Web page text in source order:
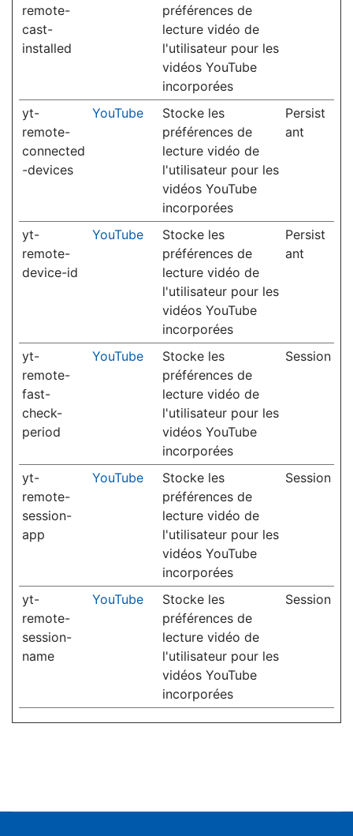
remote-
cast-
installed
préférences de
lecture vidéo de
l'utilisateur pour les
vidéos YouTube
incorporées
yt-
remote-
connected
-devices
YouTube
Stocke les
préférences de
lecture vidéo de
l'utilisateur pour les
vidéos YouTube
incorporées
Persist
ant
yt-
remote-
device-id
YouTube
Stocke les
préférences de
lecture vidéo de
l'utilisateur pour les
vidéos YouTube
incorporées
Persist
ant
yt-
remote-
fast-
check-
period
YouTube
Stocke les
préférences de
lecture vidéo de
l'utilisateur pour les
vidéos YouTube
incorporées
Session
yt-
remote-
session-
app
YouTube
Stocke les
préférences de
lecture vidéo de
l'utilisateur pour les
vidéos YouTube
incorporées
Session
yt-
remote-
session-
name
YouTube
Stocke les
préférences de
lecture vidéo de
l'utilisateur pour les
vidéos YouTube
incorporées
Session